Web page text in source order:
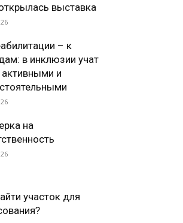
выставка
– к
в инклюзии учат
и
на
участок для